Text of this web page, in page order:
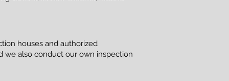
houses and authorized
we also conduct our own inspection